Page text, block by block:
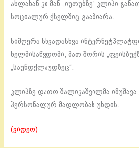
ახლახან კი მან „იუთუბზე“ კლიპი
სოციალურ ქსელშიც გააზიარა.
სიმღერა სხვადასხვა
ხელმისაწვდომი, მათ შორის
„საუნდქლაუდზეც“.
კლიპზე დათო შალიკაშვილმა
პერსონალურ მადლობას უხდის.
(ვიდეო)